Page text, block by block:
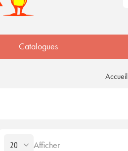
Catalogues
Accueil
Afficher